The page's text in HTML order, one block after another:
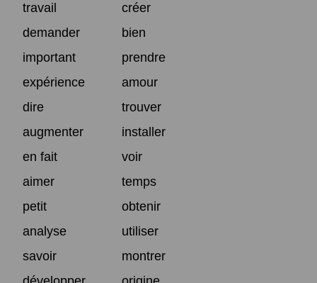
travail
créer
demander
bien
important
prendre
expérience
amour
dire
trouver
augmenter
installer
en fait
voir
aimer
temps
petit
obtenir
analyse
utiliser
savoir
montrer